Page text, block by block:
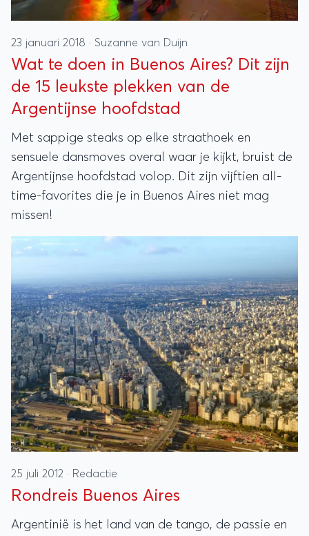
23 januari 2018 · Suzanne van Duijn
Wat te doen in Buenos Aires? Dit zijn
de 15 leukste plekken van de
Argentijnse hoofdstad
Met sappige steaks op elke straathoek en
sensuele dansmoves overal waar je kijkt, bruist de
Argentijnse hoofdstad volop. Dit zijn vijftien all-
time-favorites die je in Buenos Aires niet mag
missen!
25 juli 2012 · Redactie
Rondreis Buenos Aires
Argentinië is het land van de tango, de passie en